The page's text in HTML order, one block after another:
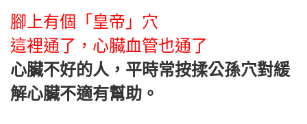
腳上有個「皇帝」穴
這裡通了，心臟血管也通了
心臟不好的人，平時常按揉公孫穴對緩
解心臟不適有幫助。